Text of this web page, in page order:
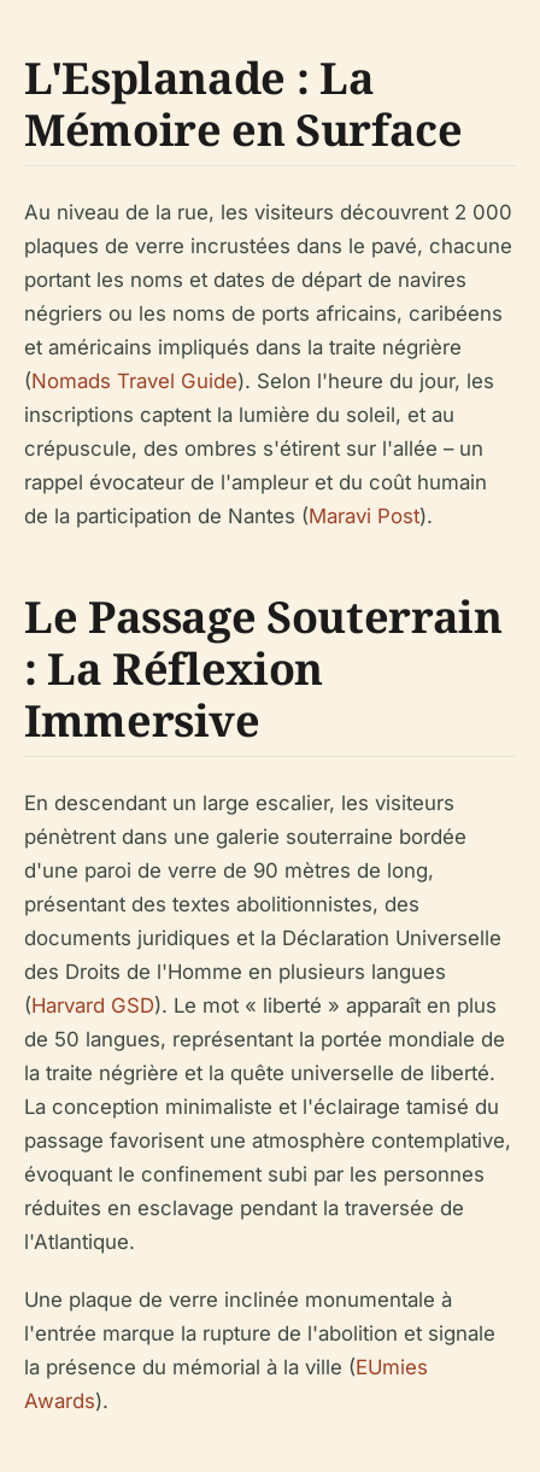
L'Esplanade : La
Mémoire en Surface
Au niveau de la rue, les visiteurs découvrent 2 000
plaques de verre incrustées dans le pavé, chacune
portant les noms et dates de départ de navires
négriers ou les noms de ports africains, caribéens
et américains impliqués dans la traite négrière
(Nomads Travel Guide). Selon l'heure du jour, les
inscriptions captent la lumière du soleil, et au
crépuscule, des ombres s'étirent sur l'allée – un
rappel évocateur de l'ampleur et du coût humain
de la participation de Nantes (Maravi Post).
Le Passage Souterrain
: La Réflexion
Immersive
En descendant un large escalier, les visiteurs
pénètrent dans une galerie souterraine bordée
d'une paroi de verre de 90 mètres de long,
présentant des textes abolitionnistes, des
documents juridiques et la Déclaration Universelle
des Droits de l'Homme en plusieurs langues
(Harvard GSD). Le mot « liberté » apparaît en plus
de 50 langues, représentant la portée mondiale de
la traite négrière et la quête universelle de liberté.
La conception minimaliste et l'éclairage tamisé du
passage favorisent une atmosphère contemplative,
évoquant le confinement subi par les personnes
réduites en esclavage pendant la traversée de
l'Atlantique.
Une plaque de verre inclinée monumentale à
l'entrée marque la rupture de l'abolition et signale
la présence du mémorial à la ville (EUmies
Awards).